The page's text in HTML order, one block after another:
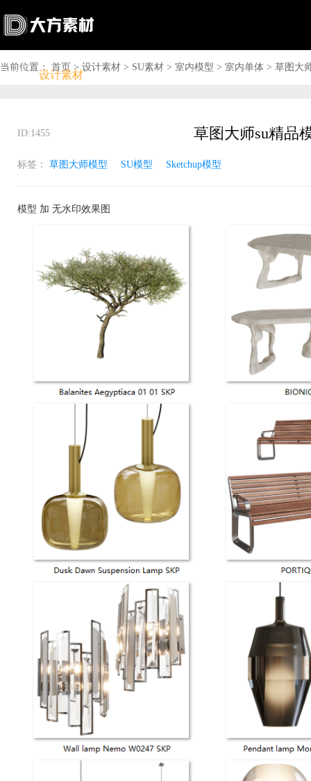
首页 设计素材 软件下载 问答资讯 商城
 VIP  充值 登录
当前位置：首页 >设计素材 > SU素材 > 室内模型 > 室内单体 > 草图大
草图大师su精品
ID:1455
标签： 草图大师模型 SU模型 Sketchup模型
模型 加 无水印效果图